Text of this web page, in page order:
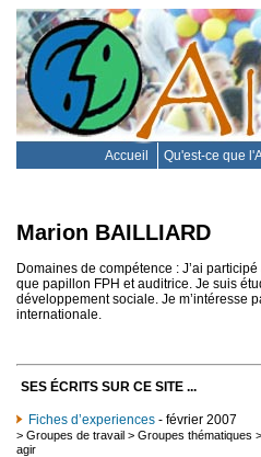
Accueil Qu'est-ce que
Marion BAILLIARD
Domaines de compétence : J’ai
que papillon FPH et auditrice. Je suis
développement sociale. Je m’intéresse
internationale.
SES ÉCRITS SUR CE SITE ...
Fiches d’experiences - février 2007
> Groupes de travail > Groupes thématiques >
agir